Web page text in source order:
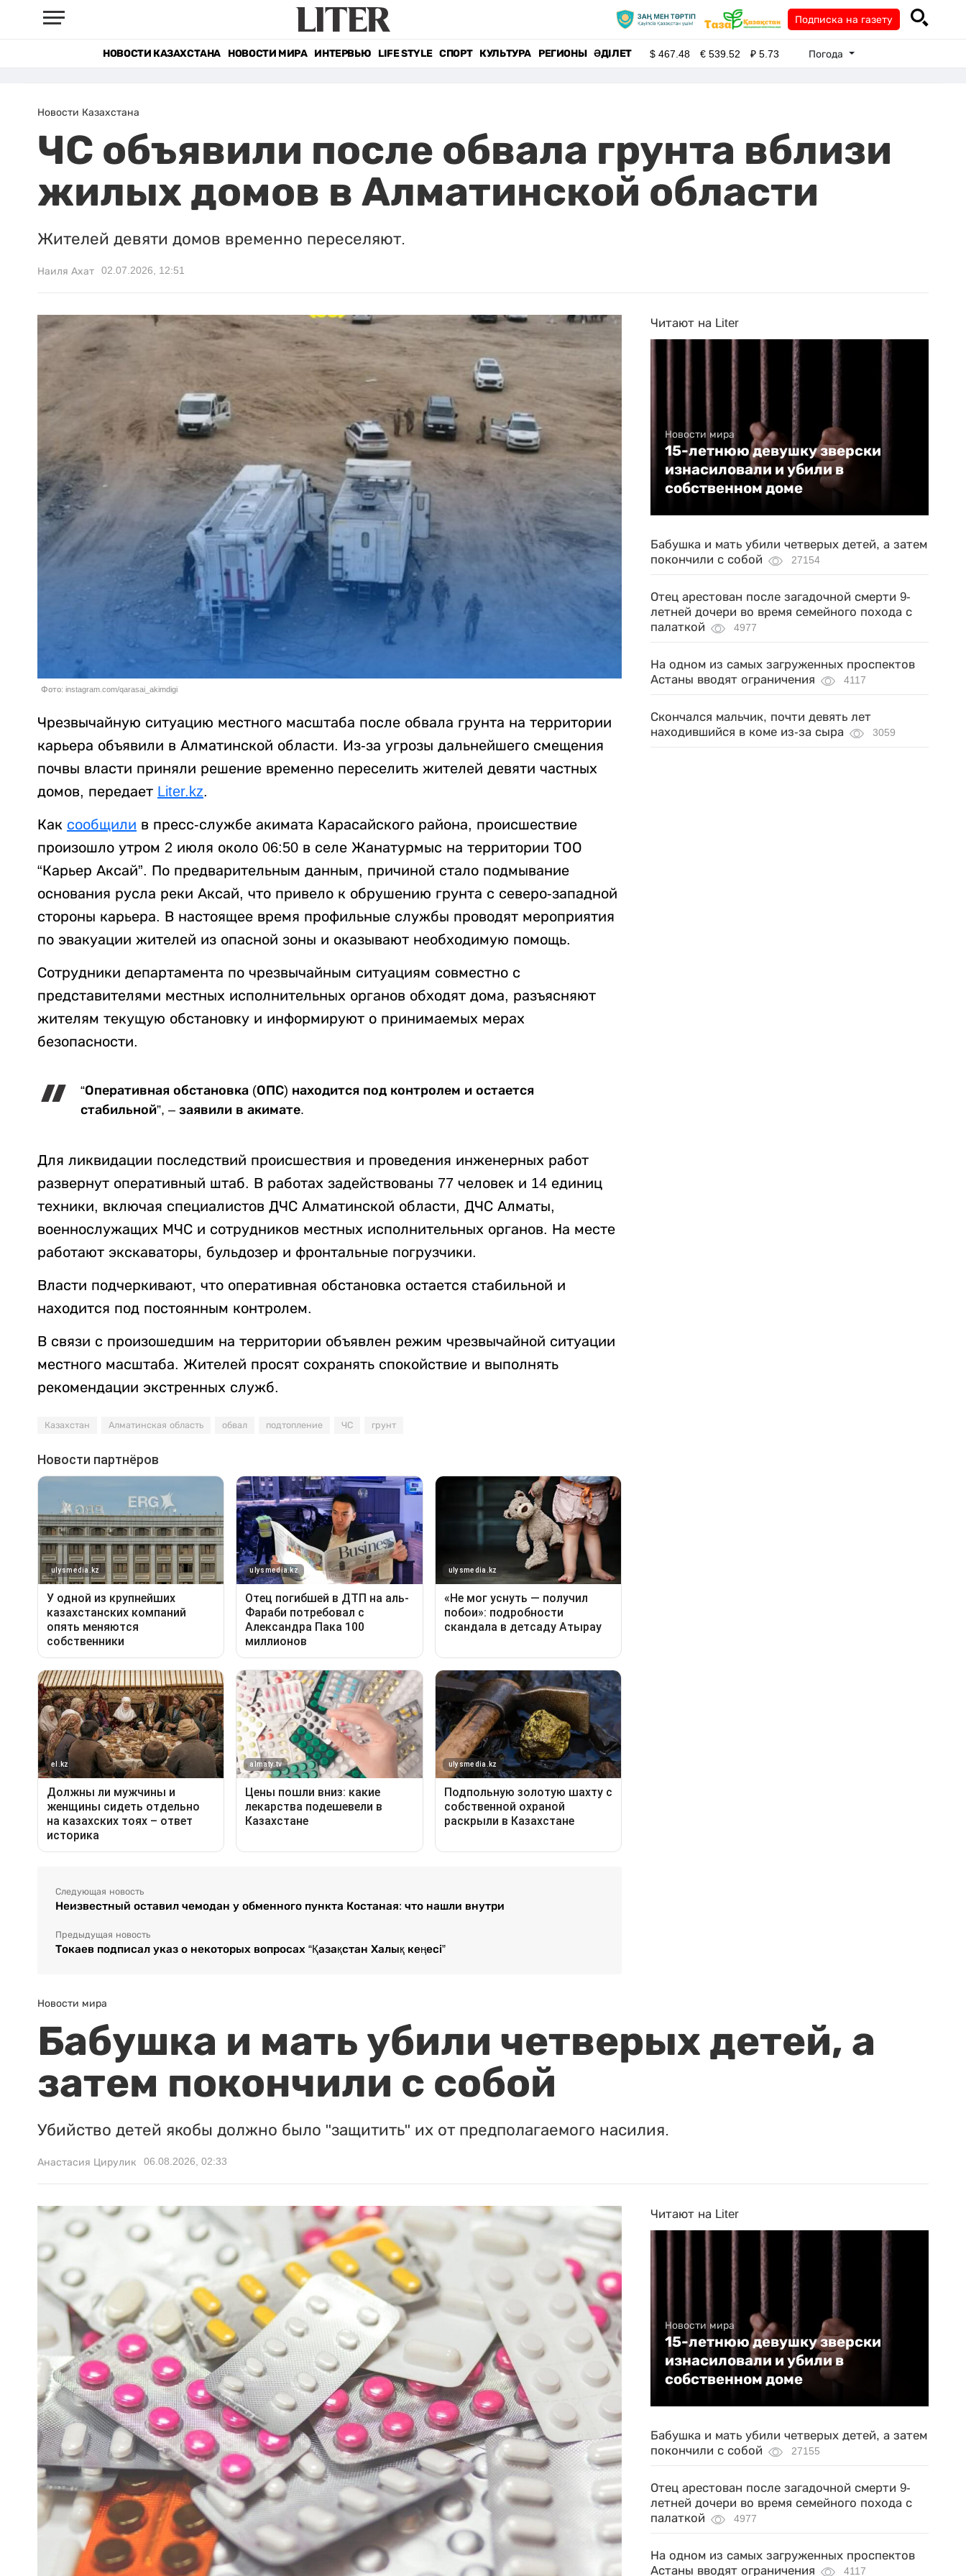
Подписка на газету
НОВОСТИ КАЗАХСТАНА НОВОСТИ МИРА ИНТЕРВЬЮ LIFE STYLE СПОРТ КУЛЬТУРА РЕГИОНЫ ӘДІЛЕТ $467.48 €539.52 ₽5.73 Погода
Новости Казахстана
ЧС объявили после обвала грунта вблизи
жилых домов в Алматинской области
Жителей девяти домов временно переселяют.
Наиля Ахат 02.07.2026, 12:51
Фото: instagram.com/qarasai_akimdigi
Чрезвычайную ситуацию местного масштаба после обвала грунта на территории
карьера объявили в Алматинской области. Из-за угрозы дальнейшего смещения
почвы власти приняли решение временно переселить жителей девяти частных
домов, передает Liter.kz.
Как сообщили в пресс-службе акимата Карасайского района, происшествие
произошло утром 2 июля около 06:50 в селе Жанатурмыс на территории ТОО
“Карьер Аксай”. По предварительным данным, причиной стало подмывание
основания русла реки Аксай, что привело к обрушению грунта с северо-западной
стороны карьера. В настоящее время профильные службы проводят мероприятия
по эвакуации жителей из опасной зоны и оказывают необходимую помощь.
Сотрудники департамента по чрезвычайным ситуациям совместно с
представителями местных исполнительных органов обходят дома, разъясняют
жителям текущую обстановку и информируют о принимаемых мерах
безопасности.
“Оперативная обстановка (ОПС) находится под контролем и остается
стабильной”, – заявили в акимате.
Для ликвидации последствий происшествия и проведения инженерных работ
развернут оперативный штаб. В работах задействованы 77 человек и 14 единиц
техники, включая специалистов ДЧС Алматинской области, ДЧС Алматы,
военнослужащих МЧС и сотрудников местных исполнительных органов. На месте
работают экскаваторы, бульдозер и фронтальные погрузчики.
Власти подчеркивают, что оперативная обстановка остается стабильной и
находится под постоянным контролем.
В связи с произошедшим на территории объявлен режим чрезвычайной ситуации
местного масштаба. Жителей просят сохранять спокойствие и выполнять
рекомендации экстренных служб.
Казахстан Алматинская область обвал подтопление ЧС грунт
Следующая новость
Неизвестный оставил чемодан у обменного пункта Костаная: что нашли внутри
Предыдущая новость
Токаев подписал указ о некоторых вопросах “Қазақстан Халық кеңесі”
Читают на Liter
Новости мира
15-летнюю девушку зверски
изнасиловали и убили в
собственном доме
Бабушка и мать убили четверых детей, а затем
покончили с собой
27154
Отец арестован после загадочной смерти 9-
летней дочери во время семейного похода с
палаткой
4977
На одном из самых загруженных проспектов
Астаны вводят ограничения
4117
Скончался мальчик, почти девять лет
находившийся в коме из-за сыра
3059
Новости мира
Бабушка и мать убили четверых детей, а
затем покончили с собой
Убийство детей якобы должно было "защитить" их от предполагаемого насилия.
Анастасия Цирулик 06.08.2026, 02:33
Читают на Liter
Новости мира
15-летнюю девушку зверски
изнасиловали и убили в
собственном доме
Бабушка и мать убили четверых детей, а затем
покончили с собой
27155
Отец арестован после загадочной смерти 9-
летней дочери во время семейного похода с
палаткой
4977
На одном из самых загруженных проспектов
Астаны вводят ограничения
4117